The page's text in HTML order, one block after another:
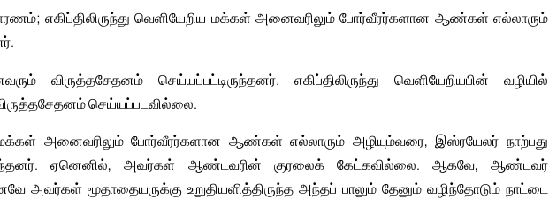
எகிப்திலிருந்து வெளியேறிய மக்கள் அனைவரிலும் போர்வீரர்களான ஆண்கள் எல்லாரும்
விருத்தசேதனம் செய்யப்பட்டிருந்தனர். எகிப்திலிருந்து வெளியேறியபின் வழியில்
செய்யப்படவில்லை.
மக்கள் அனைவரிலும் போர்வீரர்களான ஆண்கள் எல்லாரும் அழியும்வரை, இஸ்ரயேலர் நாற்பது
ஏனெனில், அவர்கள் ஆண்டவரின் குரலைக் கேட்கவில்லை. ஆகவே, ஆண்டவர்
அவர்கள் மூதாதையருக்கு உறுதியளித்திருந்த அந்தப் பாலும் தேனும் வழிந்தோடும் நாட்டை